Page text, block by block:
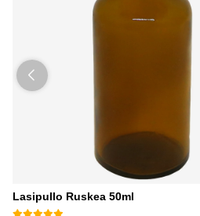
Lasipullo Ruskea 50ml